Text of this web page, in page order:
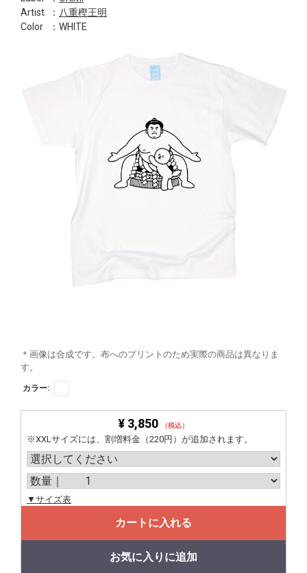
Artist
： 八重樫王明
Color
：WHITE
＊画像は合成です。布へのプリントのため実際の商品は異なりま
す。
カラー:
¥ 3,850 （税込）
※XXLサイズには、割増料金（220円）が追加されます。
▼サイズ表
カートに入れる
お気に入りに追加